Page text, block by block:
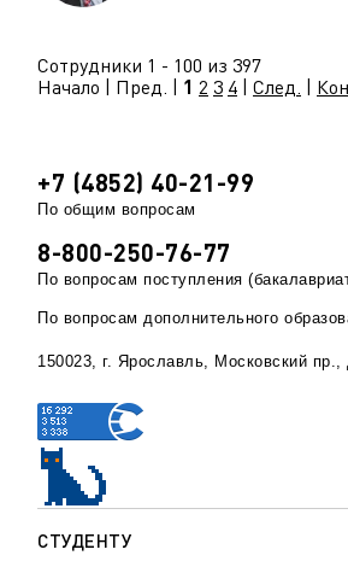
Сотрудники 1 - 100 из 397
Начало | Пред. | 1 2 3 4 След.
СТУДЕНТУ
+7 (4852) 40-21-99
По общим вопросам
8-800-250-76-77
По вопросам поступления
По вопросам дополнительного
150023, г. Ярославль, Московский пр.,